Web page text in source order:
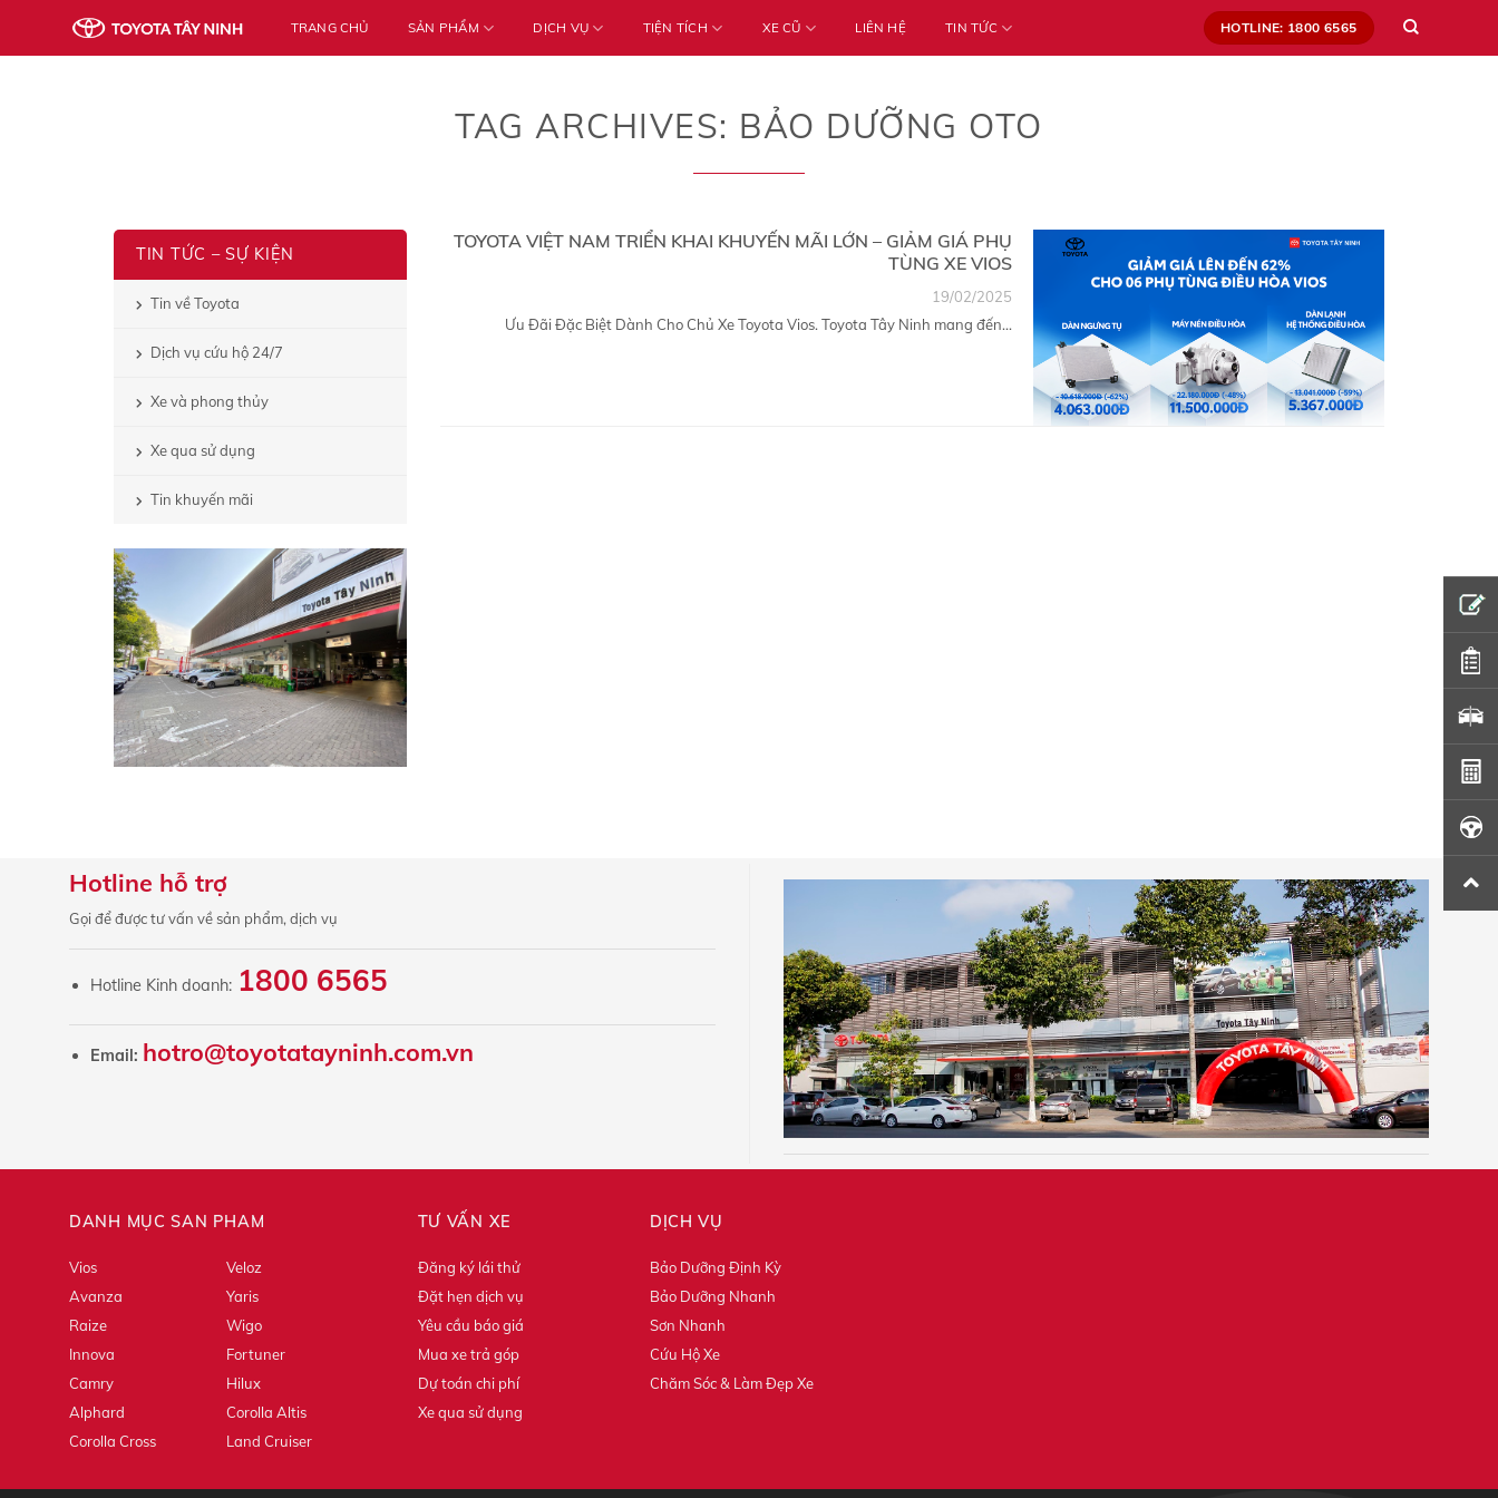
TRANG CHỦ SẢN PHẨM DỊCH VỤ TIỆN TÍCH XE CŨ LIÊN HỆ TIN TỨC HOTLINE: 1800 6565
TAG ARCHIVES: BẢO DƯỠNG OTO
TIN TỨC – SỰ KIỆN
Tin về Toyota
Dịch vụ cứu hộ 24/7
Xe và phong thủy
Xe qua sử dụng
Tin khuyến mãi
TOYOTA VIỆT NAM TRIỂN KHAI KHUYẾN MÃI LỚN – GIẢM GIÁ PHỤ
TÙNG XE VIOS
Ưu Đãi Đặc Biệt Dành Cho Chủ Xe Toyota Vios. Toyota Tây Ninh mang đến...
19/02/2025
Hotline hỗ trợ
Gọi để được tư vấn về sản phẩm, dịch vụ
Hotline Kinh doanh: 1800 6565
Email: hotro@toyotatayninh.com.vn
DANH MỤC SẢN PHẨM
Vios
Veloz
Avanza
Yaris
Raize
Wigo
Innova
Fortuner
Camry
Hilux
Alphard
Corolla Altis
Corolla Cross
Land Cruiser
TƯ VẤN XE
Đăng ký lái thử
Đặt hẹn dịch vụ
Yêu cầu báo giá
Mua xe trả góp
Dự toán chi phí
Xe qua sử dụng
DỊCH VỤ
Bảo Dưỡng Định Kỳ
Bảo Dưỡng Nhanh
Sơn Nhanh
Cứu Hộ Xe
Chăm Sóc & Làm Đẹp Xe